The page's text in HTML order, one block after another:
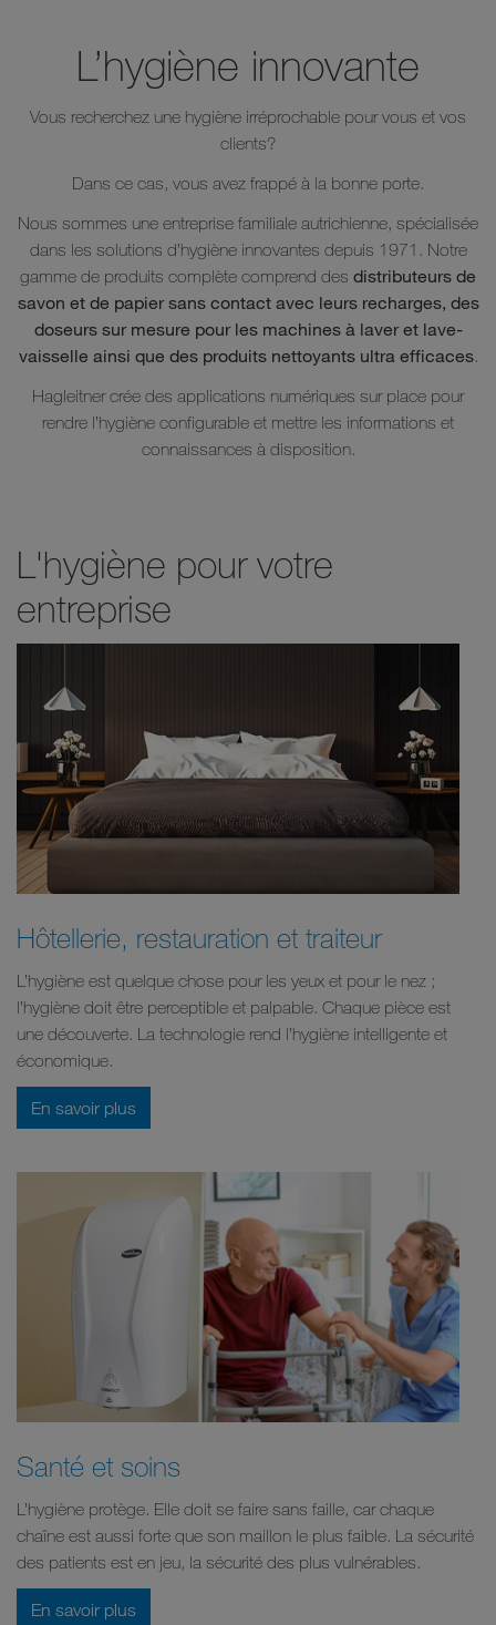
L’hygiène innovante
Vous recherchez une hygiène irréprochable pour vous et vos
clients?
Dans ce cas, vous avez frappé à la bonne porte.
Nous sommes une entreprise familiale autrichienne, spécialisée
dans les solutions d’hygiène innovantes depuis 1971. Notre
gamme de produits complète comprend des distributeurs de
savon et de papier sans contact avec leurs recharges, des
doseurs sur mesure pour les machines à laver et lave-
vaisselle ainsi que des produits nettoyants ultra efficaces.
Hagleitner crée des applications numériques sur place pour
rendre l’hygiène configurable et mettre les informations et
connaissances à disposition.
L'hygiène pour votre
entreprise
Hôtellerie, restauration et traiteur
L’hygiène est quelque chose pour les yeux et pour le nez ;
l’hygiène doit être perceptible et palpable. Chaque pièce est
une découverte. La technologie rend l’hygiène intelligente et
économique.
En savoir plus
Santé et soins
L’hygiène protège. Elle doit se faire sans faille, car chaque
chaîne est aussi forte que son maillon le plus faible. La sécurité
des patients est en jeu, la sécurité des plus vulnérables.
En savoir plus